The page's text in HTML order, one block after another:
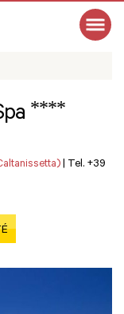
****
| Tel. +39